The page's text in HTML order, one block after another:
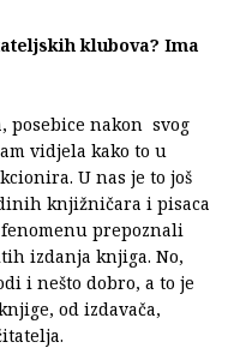
klubova? Ima
posebice nakon svog
vidjela kako to u
U nas je to još
knjižničara i pisaca
prepoznali
izdanja knjiga. No,
i nešto dobro, a to je
od izdavača,